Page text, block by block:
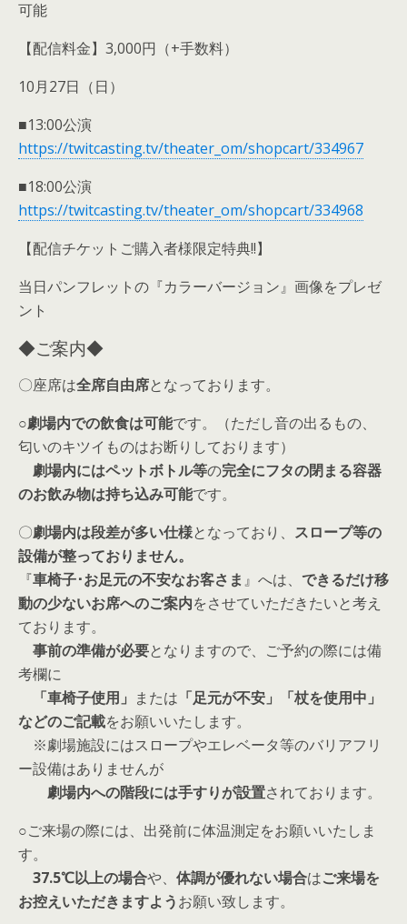
可能
【配信料金】3,000円（+手数料）
10月27日（日）
■13:00公演
https://twitcasting.tv/theater_om/shopcart/334967
■18:00公演
https://twitcasting.tv/theater_om/shopcart/334968
【配信チケットご購入者様限定特典!!】
当日パンフレットの『カラーバージョン』画像をプレゼ
ント
◆ご案内◆
〇座席は全席自由席となっております。
○劇場内での飲食は可能です。（ただし音の出るもの、
匂いのキツイものはお断りしております）
劇場内にはペットボトル等の完全にフタの閉まる容器
のお飲み物は持ち込み可能です。
〇劇場内は段差が多い仕様となっており、 スロープ等の
設備が整っておりません。
『車椅子･お足元の不安なお客さま』へは、 できるだけ移
動の少ないお席へのご案内をさせていただきたいと考え
ております。
事前の準備が必要となりますので、ご予約の際には備
考欄に
「車椅子使用」 または 「足元が不安」「杖を使用中」
などのご記載をお願いいたします。
※劇場施設にはスロープやエレベータ等のバリアフリ
ー設備はありませんが
劇場内への階段には手すりが設置されております。
○ご来場の際には、出発前に体温測定をお願いいたしま
す。
37.5℃以上の場合や、 体調が優れない場合はご来場を
お控えいただきますようお願い致します。